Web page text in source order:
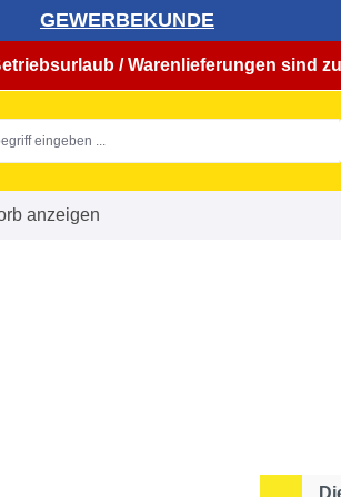
GEWERBEKUNDE
/ Warenlieferungen sind
anzeigen